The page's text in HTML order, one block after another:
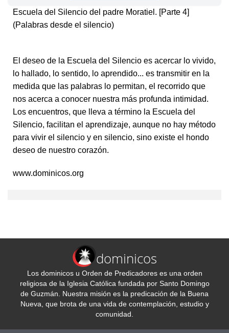
Escuela del Silencio del padre Moratiel. [Parte 4]
(Palabras desde el silencio)
El deseo de la Escuela del Silencio es acercar lo vivido,
lo hallado, lo sentido, lo aprendido... es transmitir en la
medida que las palabras lo permitan, el recorrido que
nos acerca a conocer nuestra más profunda intimidad.
Los encuentros, que lleva a término la Escuela del
Silencio, facilitan el aprendizaje, aunque no hay método
para vivir el silencio y en silencio, sino existe el hondo
deseo de nuestro corazón.
www.dominicos.org
dominicos
Los dominicos u Orden de Predicadores es una orden
religiosa de la Iglesia Católica fundada por Santo Domingo
de Guzmán. Nuestra misión es la predicación de la Buena
Nueva, que brota de una vida de contemplación, estudio y
comunidad.